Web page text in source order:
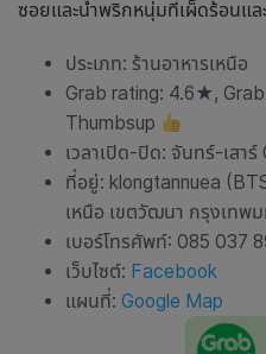
ซอยและน้ำพริกหนุ่มที่เผ็ดร้อนแล
ประเภท: ร้านอาหารเหนือ
Grab rating: 4.6★,
Thumbsup
เวลาเปิด-ปิด: จันทร์-เส
ที่อยู่: klongtannuea
เหนือ เขตวัฒนา กรุงเทพ
เบอร์โทรศัพท์: 085 037
เว็บไซต์: Facebook
แผนที่: Google Map